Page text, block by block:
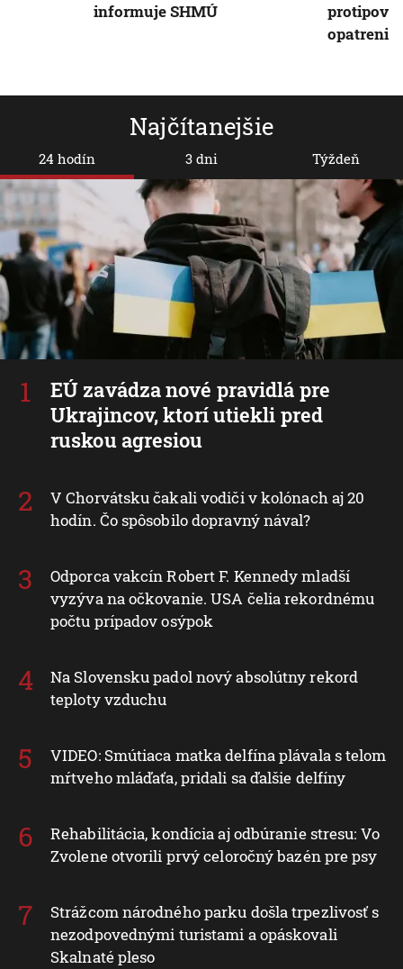
Najčítanejšie
24 hodín
EÚ zavádza nové pravidlá pre
Ukrajincov, ktorí utiekli pred
ruskou agresiou
V Chorvátsku čakali vodiči v kolónach aj 20
hodín. Čo spôsobilo dopravný nával?
Odporca vakcín Robert F. Kennedy mladší
vyzýva na očkovanie. USA čelia rekordnému
počtu prípadov osýpok
Na Slovensku padol nový absolútny rekord
teploty vzduchu
VIDEO: Smútiaca matka delfína plávala s telom
mŕtveho mláďaťa, pridali sa ďalšie delfíny
Rehabilitácia, kondícia aj odbúranie stresu: Vo
Zvolene otvorili prvý celoročný bazén pre psy
Strážcom národného parku došla trpezlivosť s
nezodpovednými turistami a opáskovali
Skalnaté pleso
3 dni Týždeň
informuje SHMÚ